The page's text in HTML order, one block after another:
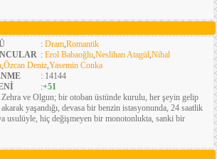
: Dram,Romantik
: Erol Babaoğlu,Neslihan Atagül,Nihal
,Özcan Deniz,Yasemin Conka
: 14144
:+51
Zehra ve Olgun; bir otoban üstünde kurulu, her şeyin gelip
yaşandığı, devasa bir benzin istasyonunda, 24 saatlik
usulüyle, hiç değişmeyen bir monotonlukta, sanki bir